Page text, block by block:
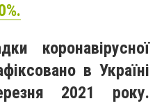
коронавірусної
в Україні
2021 року.